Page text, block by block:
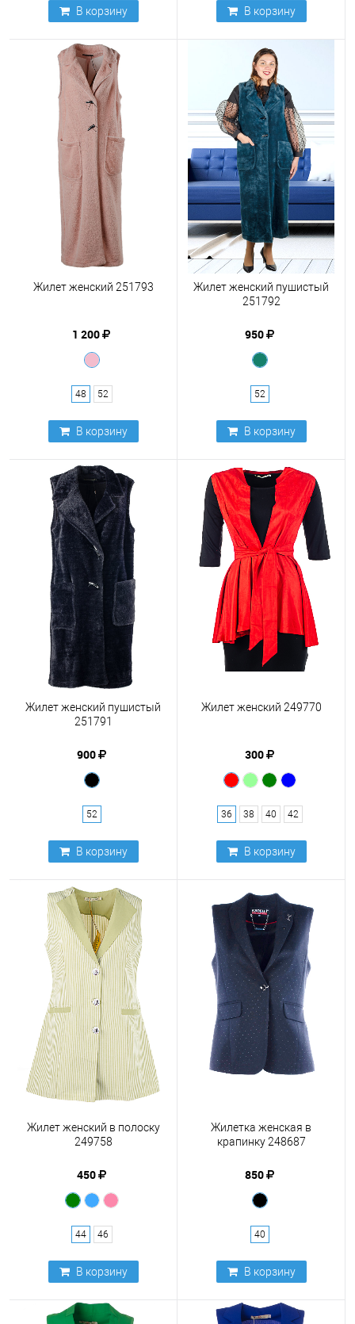
В корзину В корзину
Жилет женский 251793
1 200
48 52
В корзину
Жилет женский пушистый
251792
950
52
В корзину
Жилет женский пушистый
251791
900
52
В корзину
Жилет женский 249770
300
36 38 40 42
В корзину
Жилет женский в полоску
249758
450
44 46
В корзину
Жилетка женская в
крапинку 248687
850
40
В корзину